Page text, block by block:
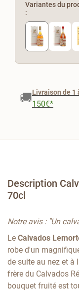
Variantes du
:
🚚Livraison de 1
150€*
Description
70cl
Notre avis : "Un
Le Calvados
robe d'un
de suite au nez et à
frère du Calvados
bouquet fruité est